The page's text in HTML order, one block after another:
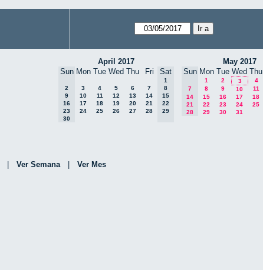
April 2017
Sun Mon Tue Wed Thu Fri Sat
1
2
3 4 5 6 7
8
9
10 11 12 13 14
15
16
17 18 19 20 21
22
23
24 25 26 27 28
29
30
May 2017
Sun Mon Tue Wed Thu
1 2 3 4
7
8 9 10 11
14
15 16 17 18
21
22 23 24 25
28
29 30 31
| Ver Semana | Ver Mes